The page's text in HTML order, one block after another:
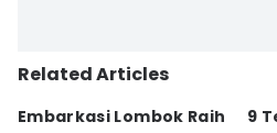
Related Articles
Embarkasi Lombok Raih
9